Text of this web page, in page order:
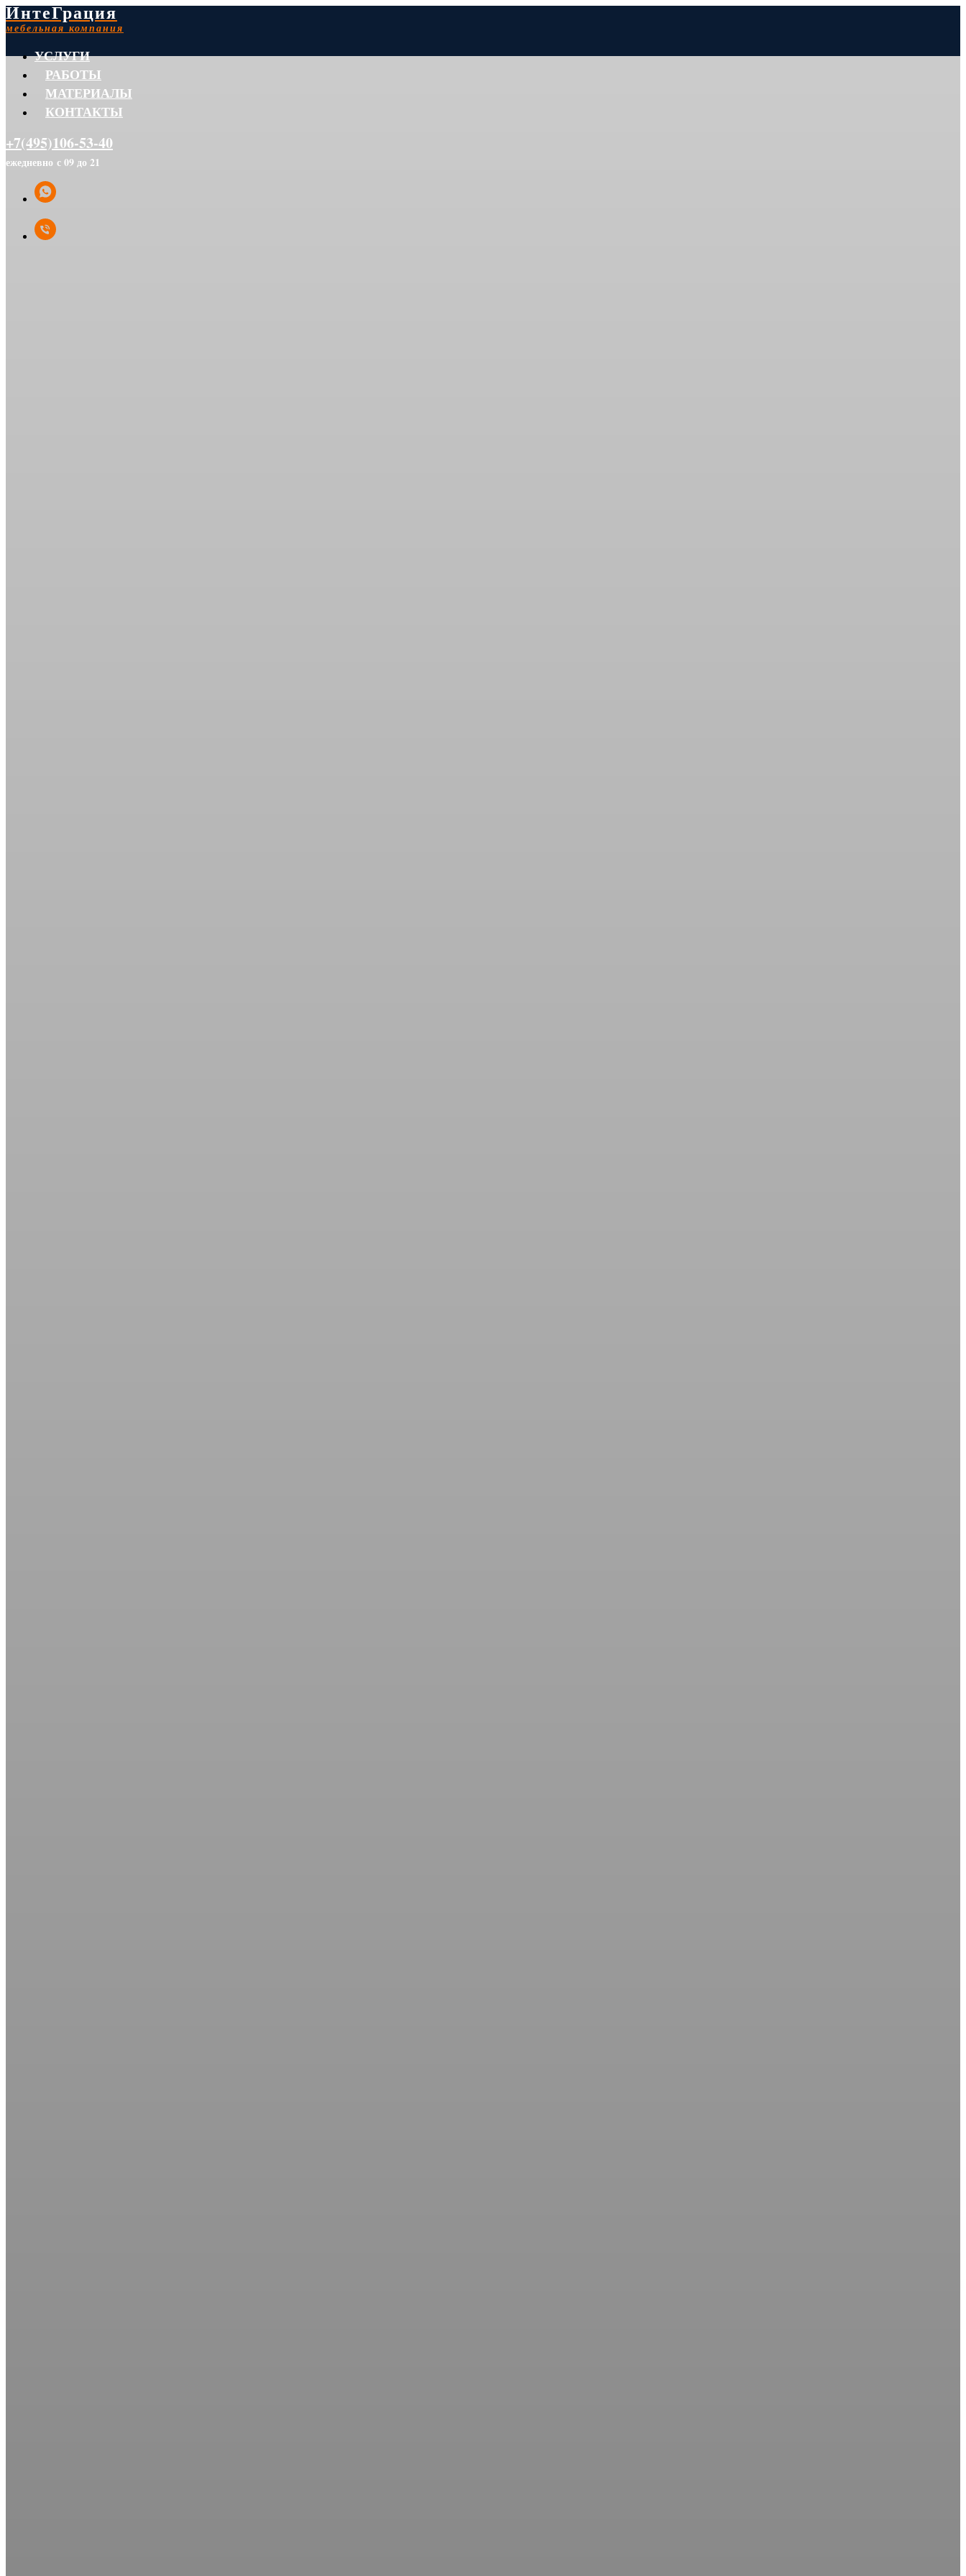
ИнтеГрация
мебельная компания
УСЛУГИ
РАБОТЫ
МАТЕРИАЛЫ
КОНТАКТЫ
+7(495)106-53-40
ежедневно с 09 до 21